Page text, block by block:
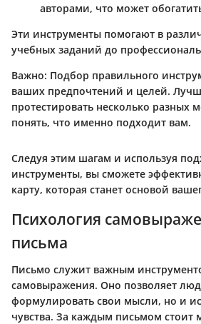
авторами, что может
Эти инструменты помогают в
учебных заданий до
Важно: Подбор правильного
ваших предпочтений и целей.
протестировать несколько разных
понять, что именно подходит вам.
Следуя этим шагам и используя
инструменты, вы сможете
карту, которая станет основой
Психология
письма
Письмо служит важным
самовыражения. Оно позволяет
формулировать свои мысли, но и
чувства. За каждым письмом стоит